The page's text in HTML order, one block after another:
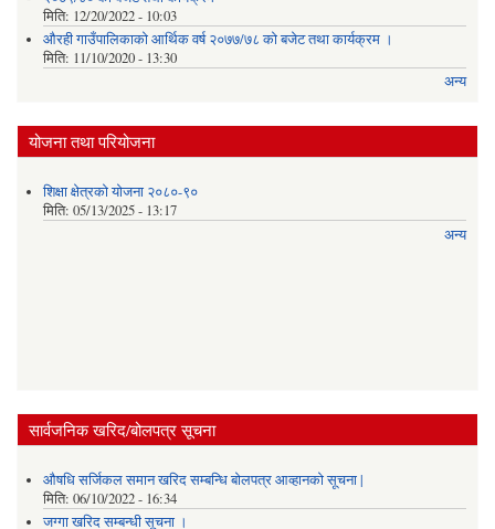
मिति: 12/20/2022 - 10:03
औरही गाउँपालिकाको आर्थिक वर्ष २०७७/७८ को बजेट तथा कार्यक्रम ।
मिति: 11/10/2020 - 13:30
अन्य
योजना तथा परियोजना
शिक्षा क्षेत्रको योजना २०८०-९०
मिति: 05/13/2025 - 13:17
अन्य
सार्वजनिक खरिद/बोलपत्र सूचना
औषधि सर्जिकल समान खरिद सम्बन्धि बोलपत्र आव्हानको सूचना |
मिति: 06/10/2022 - 16:34
जग्गा खरिद सम्बन्धी सूचना ।